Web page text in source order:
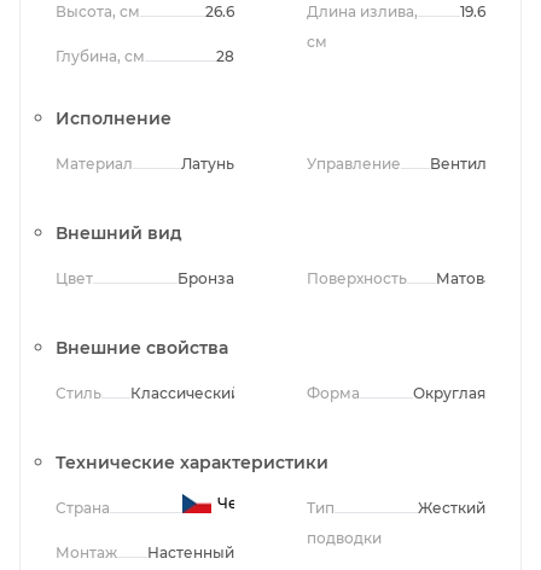
Высота, см 26.6
Глубина, см 28
Длина излива,
см
19.6
Исполнение
Материал Латунь Управление Вентильное
Внешний вид
Цвет Бронза Поверхность Матовая
Внешние свойства
Стиль Классический Форма Округлая
Технические характеристики
Страна Чехия
Монтаж Настенный
Тип
подводки
Жесткий